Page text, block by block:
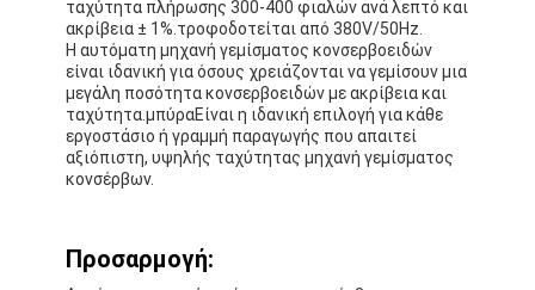
Μηχανή μεταφορέων ζωνών
Μηχανή Palletizer ρομπότ
Ανοξείδωτο που αναμιγνύει τη δεξαμενή
Γραμμή Παραγωγής Κονσερβοποιημένων Τροφίμων
ταχύτητα πλήρωσης 300-400 φιαλών ανά λεπτό και
ακρίβεια ± 1%.τροφοδοτείται από 380V/50Hz.
Η αυτόματη μηχανή γεμίσματος κονσερβοειδών
είναι ιδανική για όσους χρειάζονται να γεμίσουν μια
μεγάλη ποσότητα κονσερβοειδών με ακρίβεια και
ταχύτητα.μπύραΕίναι η ιδανική επιλογή για κάθε
εργοστάσιο ή γραμμή παραγωγής που απαιτεί
αξιόπιστη, υψηλής ταχύτητας μηχανή γεμίσματος
κονσέρβων.
Προσαρμογή: